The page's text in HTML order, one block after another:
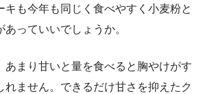
キも今年も同じく食べやすく小麦粉と
っていいでしょうか。
あまり甘いと量を食べると胸やけがす
れません。できるだけ甘さを抑えたク